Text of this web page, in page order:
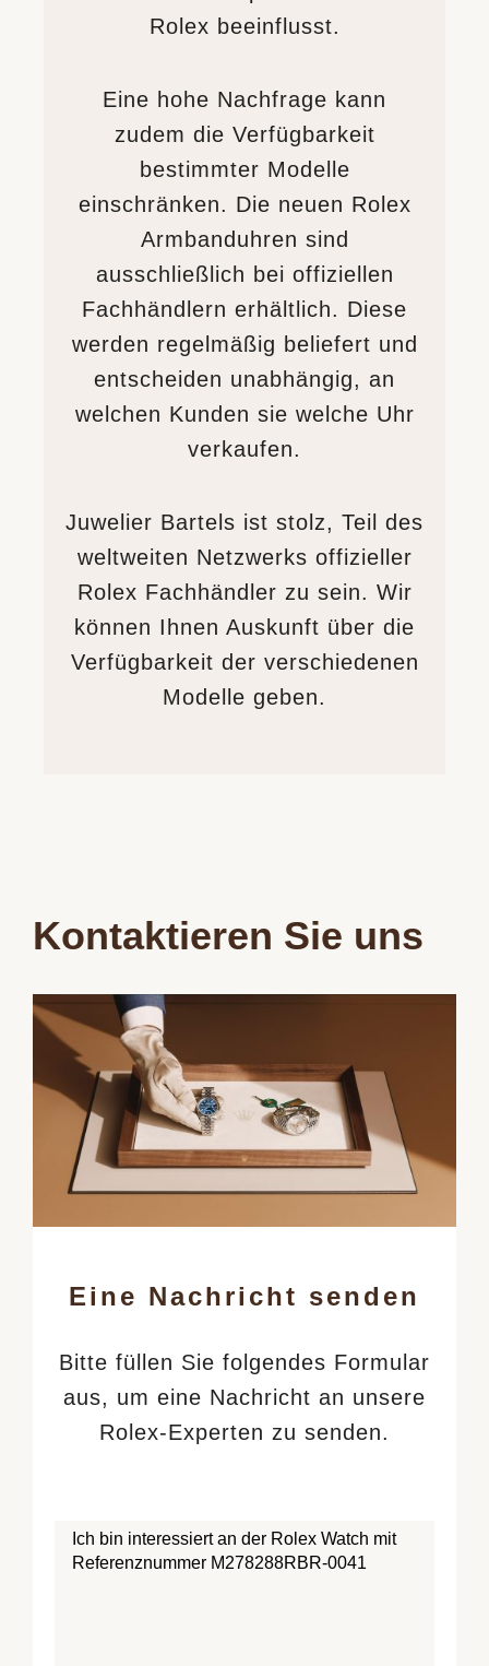
Rolex beeinflusst.
Eine hohe Nachfrage kann
zudem die Verfügbarkeit
bestimmter Modelle
einschränken. Die neuen Rolex
Armbanduhren sind
ausschließlich bei offiziellen
Fachhändlern erhältlich. Diese
werden regelmäßig beliefert und
entscheiden unabhängig, an
welchen Kunden sie welche Uhr
verkaufen.
Juwelier Bartels ist stolz, Teil des
weltweiten Netzwerks offizieller
Rolex Fachhändler zu sein. Wir
können Ihnen Auskunft über die
Verfügbarkeit der verschiedenen
Modelle geben.
Kontaktieren Sie uns
Eine Nachricht senden
Bitte füllen Sie folgendes Formular
aus, um eine Nachricht an unsere
Rolex-Experten zu senden.